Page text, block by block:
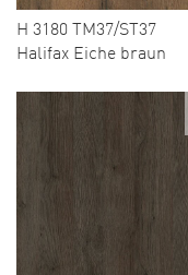
H 3180 TM37/ST37
Halifax Eiche braun